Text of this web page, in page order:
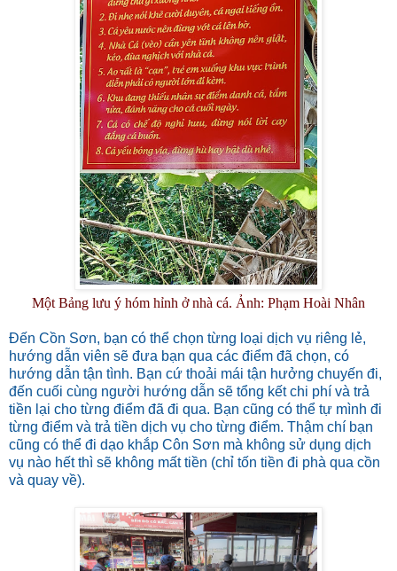
Một Bảng lưu ý hóm hỉnh ở nhà cá. Ảnh: Phạm Hoài Nhân
Đến Cồn Sơn, bạn có thể chọn từng loại dịch vụ riêng lẻ,
hướng dẫn viên sẽ đưa bạn qua các điểm đã chọn, có
hướng dẫn tận tình. Bạn cứ thoải mái tận hưởng chuyến đi,
đến cuối cùng người hướng dẫn sẽ tổng kết chi phí và trả
tiền lại cho từng điểm đã đi qua. Bạn cũng có thể tự mình đi
từng điểm và trả tiền dịch vụ cho từng điểm. Thậm chí bạn
cũng có thể đi dạo khắp Côn Sơn mà không sử dụng dịch
vụ nào hết thì sẽ không mất tiền (chỉ tốn tiền đi phà qua cồn
và quay về).